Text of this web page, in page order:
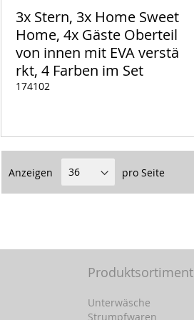
3x Stern, 3x Home Sweet
Home, 4x Gäste Oberteil
von innen mit EVA verstä
rkt, 4 Farben im Set
174102
Auf
Lager
Anzeigen
pro Seite
Produktsortiment
Unterwäsche
Strumpfwaren